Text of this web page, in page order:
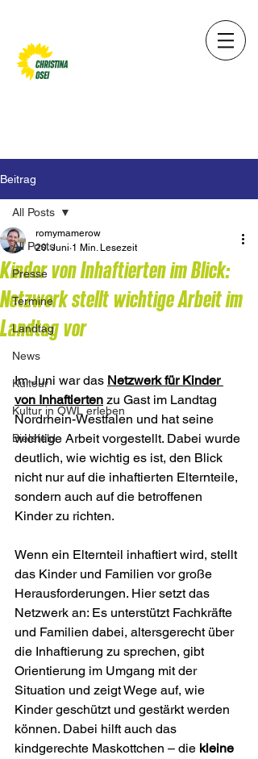
Beitrag
All Posts
Presse
Termine
Landtag
News
Kultour
Kultur in OWL erleben
Bielefeld
All Posts
Kinder von Inhaftierten im Blick:
Netzwerk stellt wichtige Arbeit im
Landtag vor
romymamerow
20. Juni 1 Min. Lesezeit
Im Juni war das Netzwerk für Kinder
von Inhaftierten zu Gast im Landtag
Nordrhein-Westfalen und hat seine
wichtige Arbeit vorgestellt. Dabei wurde
deutlich, wie wichtig es ist, den Blick
nicht nur auf die inhaftierten Elternteile,
sondern auch auf die betroffenen
Kinder zu richten.
Wenn ein Elternteil inhaftiert wird, stellt
das Kinder und Familien vor große
Herausforderungen. Hier setzt das
Netzwerk an: Es unterstützt Fachkräfte
und Familien dabei, altersgerecht über
die Inhaftierung zu sprechen, gibt
Orientierung im Umgang mit der
Situation und zeigt Wege auf, wie
Kinder geschützt und gestärkt werden
können. Dabei hilft auch das
kindgerechte Maskottchen – die kleine